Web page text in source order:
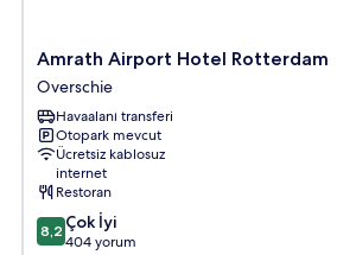
Amrath
Airport
Hotel
Rotterdam
Overschie
Amrath Airport Hotel Rotterdam
Overschie
Havaalanı transferi
Otopark mevcut
Ücretsiz kablosuz
internet
Restoran
10
üzerinden
8,2 Çok İyi
404 yorum